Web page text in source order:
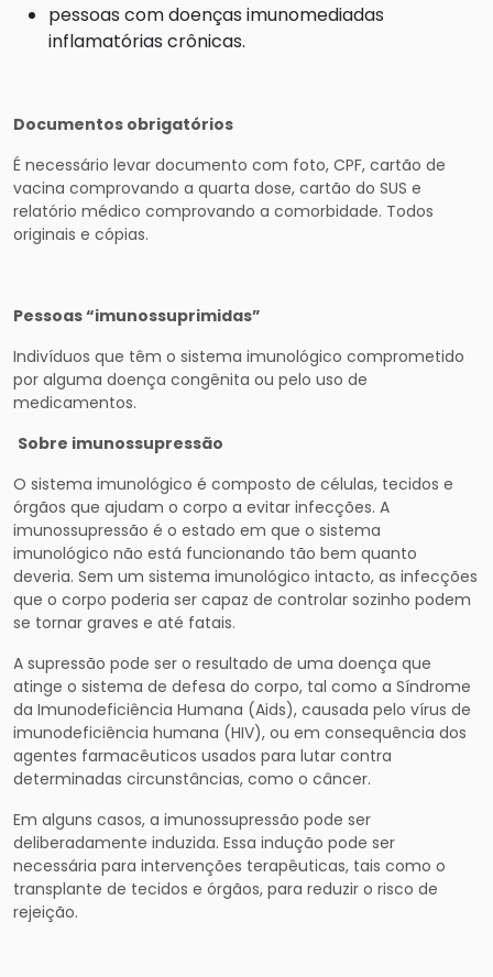
pessoas com doenças imunomediadas
inflamatórias crônicas.
Documentos obrigatórios
É necessário levar documento com foto, CPF, cartão de
vacina comprovando a quarta dose, cartão do SUS e
relatório médico comprovando a comorbidade. Todos
originais e cópias.
Pessoas “imunossuprimidas”
Indivíduos que têm o sistema imunológico comprometido
por alguma doença congênita ou pelo uso de
medicamentos.
Sobre imunossupressão
O sistema imunológico é composto de células, tecidos e
órgãos que ajudam o corpo a evitar infecções. A
imunossupressão é o estado em que o sistema
imunológico não está funcionando tão bem quanto
deveria. Sem um sistema imunológico intacto, as infecções
que o corpo poderia ser capaz de controlar sozinho podem
se tornar graves e até fatais.
A supressão pode ser o resultado de uma doença que
atinge o sistema de defesa do corpo, tal como a Síndrome
da Imunodeficiência Humana (Aids), causada pelo vírus de
imunodeficiência humana (HIV), ou em consequência dos
agentes farmacêuticos usados para lutar contra
determinadas circunstâncias, como o câncer.
Em alguns casos, a imunossupressão pode ser
deliberadamente induzida. Essa indução pode ser
necessária para intervenções terapêuticas, tais como o
transplante de tecidos e órgãos, para reduzir o risco de
rejeição.